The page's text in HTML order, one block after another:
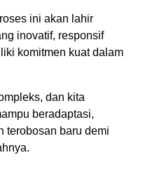
ini akan lahir
inovatif, responsif
komitmen kuat dalam
dan kita
beradaptasi,
terobosan baru demi